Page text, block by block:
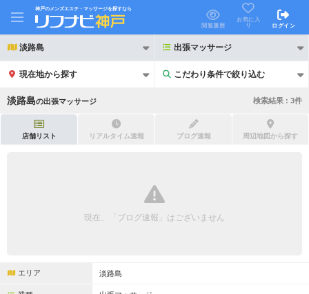
神戸のメンズエステ・マッサージを探すなら
閲覧履歴
お気に入
り
ログイン
淡路島 出張マッサージ
現在地から探す こだわり条件で絞り込む
こだわり条件で絞り込む
淡路島の出張マッサージ 検索結果 : 3件
店舗リスト リアルタイム速報 ブログ速報 周辺地図から探す
現在、「ブログ速報」はございません
エリア 淡路島